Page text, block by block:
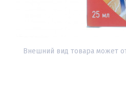
Внешний вид товара может